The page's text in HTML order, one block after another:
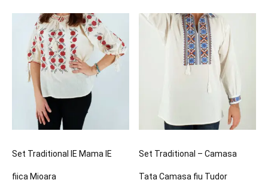
Set Traditional IE Mama IE
fiica Mioara
Set Traditional – Camasa
Tata Camasa fiu Tudor